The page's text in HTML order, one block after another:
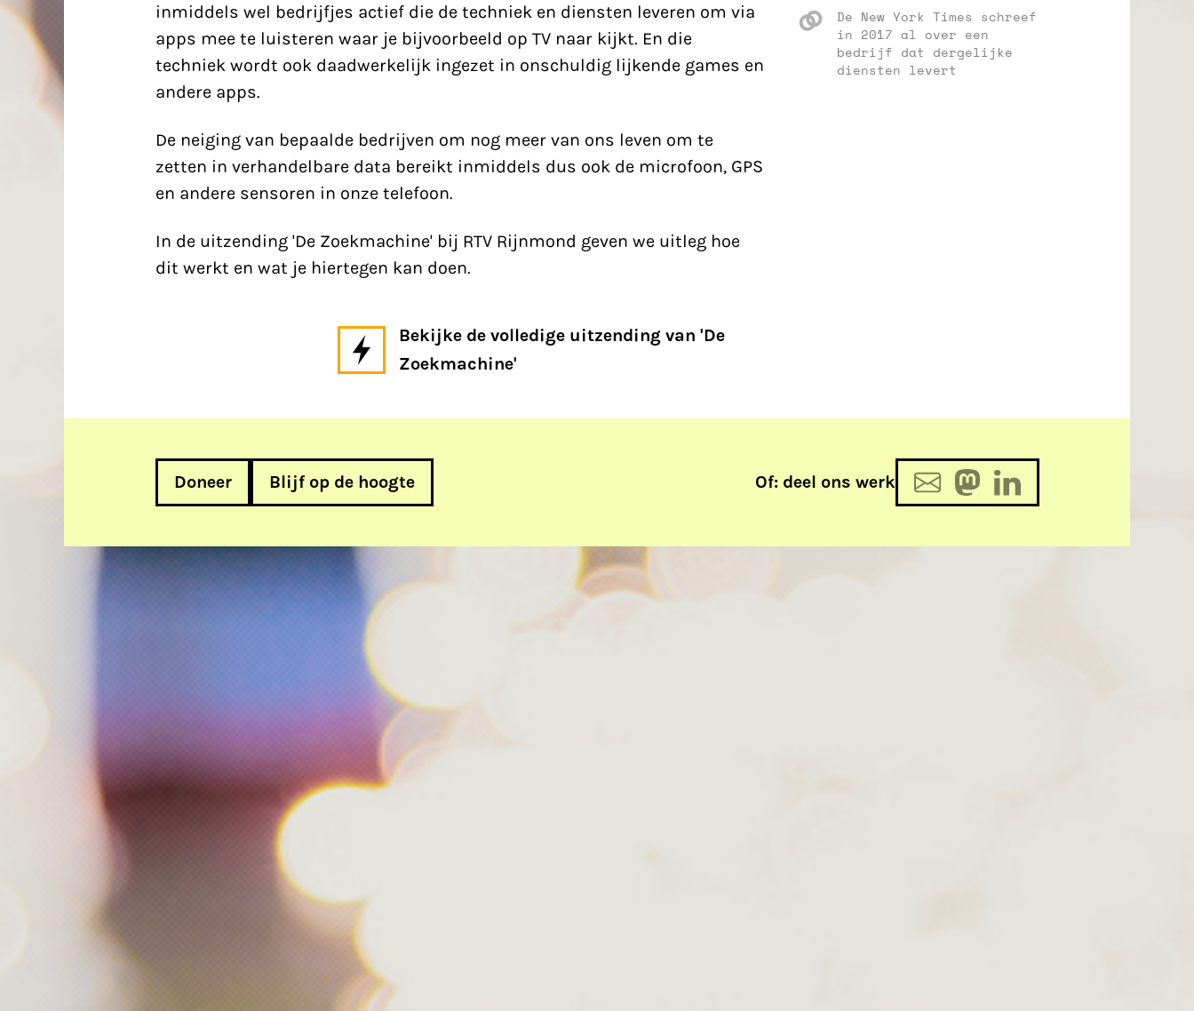
inmiddels wel bedrijfjes actief
De New York Times schreef
in 2017 al over een
bedrijf dat dergelijke
diensten levert
die de techniek en diensten leveren om via
apps mee te luisteren waar je bijvoorbeeld op TV naar kijkt. En die
techniek wordt ook daadwerkelijk ingezet in onschuldig lijkende games en
andere apps.
De neiging van bepaalde bedrijven om nog meer van ons leven om te
zetten in verhandelbare data bereikt inmiddels dus ook de microfoon, GPS
en andere sensoren in onze telefoon.
In de uitzending 'De Zoekmachine' bij RTV Rijnmond geven we uitleg hoe
dit werkt en wat je hiertegen kan doen.
Bekijke de volledige uitzending van 'De
Zoekmachine'
Doneer Blijf op de hoogte Of: deel ons werk
De week van low-tech websites, emoji’s en Frans
Help mee en
steun ons
Door mijn bijdrage ondersteun ik Bits of Freedom,
dat kan maandelijks of eenmalig.